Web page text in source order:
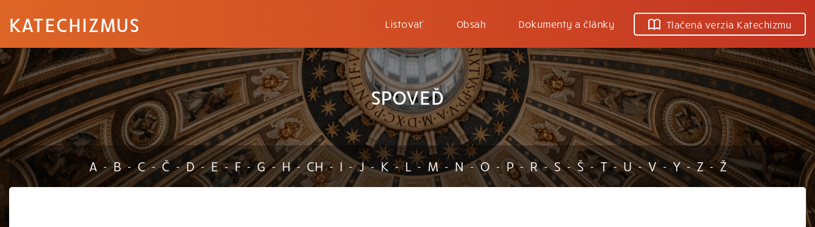
KATECHIZMUS Listovať Obsah Dokumenty a články Tlačená verzia Katechizmu
SPOVEĎ
A - B - C - Č - D - E - F - G - H - CH - I - J - K - L - M - N - O - P - R - S - Š - T - U - V - Y - Z - Ž